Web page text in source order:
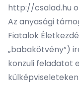
http://csalad.hu
Az anyasági
Fiatalok
„babakötvény”)
konzuli feladatot